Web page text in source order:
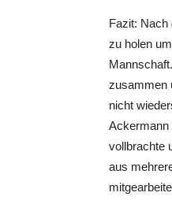
Fazit: Nach
zu holen
zusammen
nicht
Ackermann
vollbrachte
aus